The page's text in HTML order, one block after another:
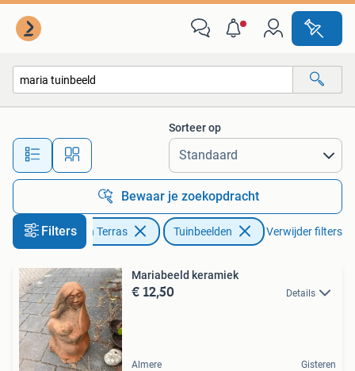
Alle afstanden…
Sorteer op
Bewaar je zoekopdracht
FiltersTuin en Terras Tuinbeelden Verwijder filters
Mariabeeld keramiek
€ 12,50 Details
Almere Gisteren